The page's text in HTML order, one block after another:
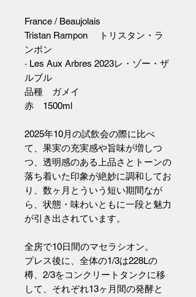
France / Beaujolais
Tristan Rampon トリスタン・ラ
ンポン
· Les Aux Arbres 2023レ・ゾー・ザ
ルブル
品種 ガメイ
赤 1500ml
2025年10月の試飲会の際に比べ
て、果実の充実感や旨味が増しつ
つ、透明感のある上品さとトーンの
落ち着いた印象が絶妙に調和してお
り、数ヶ月とういう短い期間なが
ら、状態・味わいともに一段と魅力
が引き出されています。
全房で10日間のマセラシオン。
プレス後に、全体の1/3は228Lの
樽、2/3をコンクリートタンクに移
して、それぞれ13ヶ月間の発酵と